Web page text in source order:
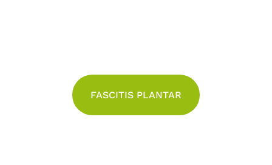
FASCITIS PLANTAR